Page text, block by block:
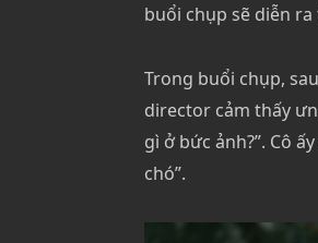
buổi chụp sẽ diễn
Trong buổi chụp,
director cảm thấy
gì ở bức ảnh?”. Cô
chó”.